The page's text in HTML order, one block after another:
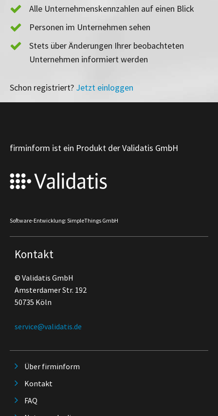
Alle Unternehmenskennzahlen auf einen Blick
Personen im Unternehmen sehen
Stets über Änderungen Ihrer beobachteten
Unternehmen informiert werden
Schon registriert? Jetzt einloggen
firminform ist ein Produkt der Validatis GmbH
Software-Entwicklung: SimpleThings GmbH
Kontakt
© Validatis GmbH
Amsterdamer Str. 192
50735 Köln
service@validatis.de
Über firminform
Kontakt
FAQ